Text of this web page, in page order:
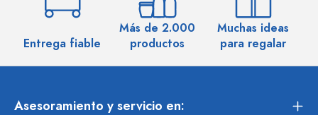
Entrega fiable
Más de 2.000
productos
Muchas ideas
para regalar
Asesoramiento y servicio en: